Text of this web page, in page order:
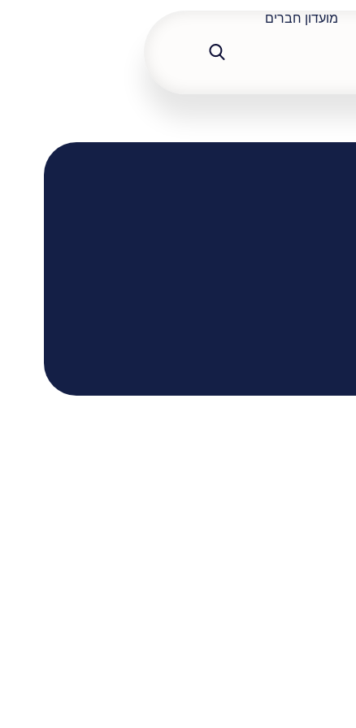
מועדון חברים